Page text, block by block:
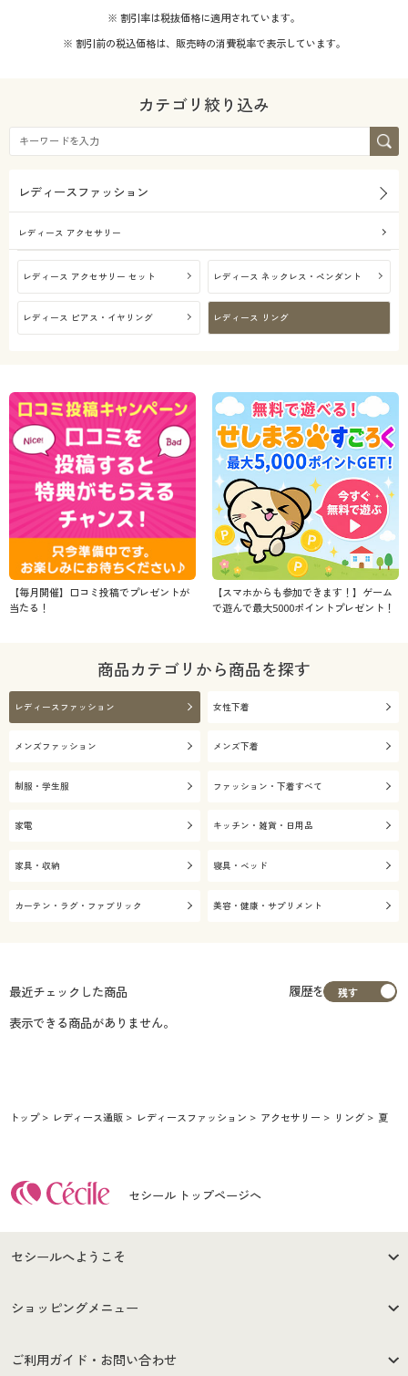
大きいサイズ メンズ
カタログ・チラシからのご注文
デジタルカタログ
カタログ無料プレゼント
会員メニュー
マイページ
閲覧履歴
サポート
ご利用ガイド
よくある質問とお問い合わせ
シーズン
秋 冬
解除する
※ 割引率は税抜価格に適用されています。
※ 割引前の税込価格は、販売時の消費税率で表示しています。
カテゴリ絞り込み
レディースファッション
レディース アクセサリー
レディース アクセサリー セット レディース ネックレス・ペンダント
レディース ピアス・イヤリング レディース リング
【毎月開催】口コミ投稿でプレゼントが
当たる！
【スマホからも参加できます！】ゲーム
で遊んで最大5000ポイントプレゼント！
商品カテゴリから商品を探す
レディースファッション 女性下着
メンズファッション メンズ下着
制服・学生服 ファッション・下着すべて
家電 キッチン・雑貨・日用品
家具・収納 寝具・ベッド
カーテン・ラグ・ファブリック 美容・健康・サプリメント
最近チェックした商品
履歴を
表示できる商品がありません。
トップ レディース通販 レディースファッション アクセサリー リング 夏
セシール トップページへ
セシールへようこそ
はじめての方へ
セシールご利用規約
ショッピングメニュー
商品カテゴリ
ご利用ガイド・お問い合わせ